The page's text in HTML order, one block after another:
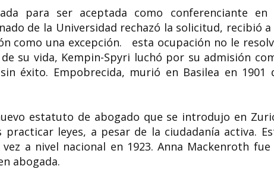
para ser aceptada como conferenciante en
de la Universidad rechazó la solicitud, recibió a
como una excepción. esta ocupación no le
su vida, Kempin-Spyri luchó por su admisión
éxito. Empobrecida, murió en Basilea en 1901
estatuto de abogado que se introdujo en
leyes, a pesar de la ciudadanía activa.
a nivel nacional en 1923. Anna Mackenroth fue
abogada.